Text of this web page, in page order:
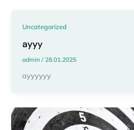
Uncategorized
ayyy
admin/28.01.2025
ayyyyyy